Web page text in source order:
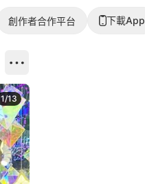
創作者合作平台 下載App
1/13